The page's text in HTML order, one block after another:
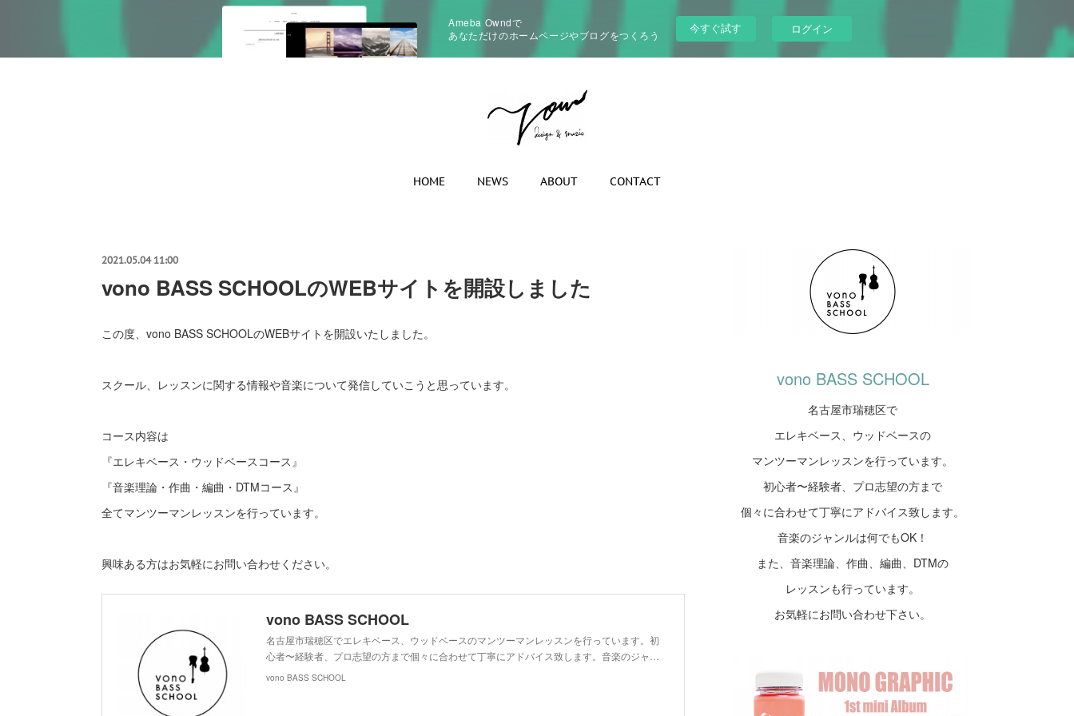
Ameba Owndで
あなただけのホームページやブログをつくろう
今すぐ試す ログイン
HOME NEWS ABOUT CONTACT
2021.05.04 11:00
vono BASS SCHOOLのWEBサイトを開設しました
この度、vono BASS SCHOOLのWEBサイトを開設いたしました。
スクール、レッスンに関する情報や音楽について発信していこうと思っています。
コース内容は
『エレキベース・ウッドベースコース』
『音楽理論・作曲・編曲・DTMコース』
全てマンツーマンレッスンを行っています。
興味ある方はお気軽にお問い合わせください。
vono BASS SCHOOL
名古屋市瑞穂区でエレキベース、ウッドベースのマンツーマンレッスンを行っています。初
心者〜経験者、プロ志望の方まで個々に合わせて丁寧にアドバイス致します。音楽のジャ…
vono BASS SCHOOL
vono BASS SCHOOL
名古屋市瑞穂区で
エレキベース、ウッドベースの
マンツーマンレッスンを行っています。
初心者〜経験者、プロ志望の方まで
個々に合わせて丁寧にアドバイス致します。
音楽のジャンルは何でもOK！
また、音楽理論、作曲、編曲、DTMの
レッスンも行っています。
お気軽にお問い合わせ下さい。